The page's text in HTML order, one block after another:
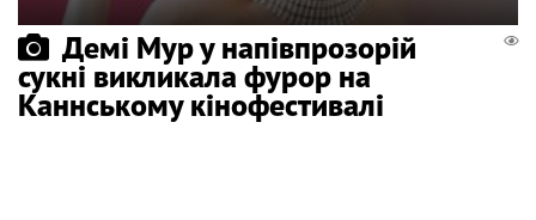
Демі Мур у напівпрозорій
сукні викликала фурор на
Каннському кінофестивалі